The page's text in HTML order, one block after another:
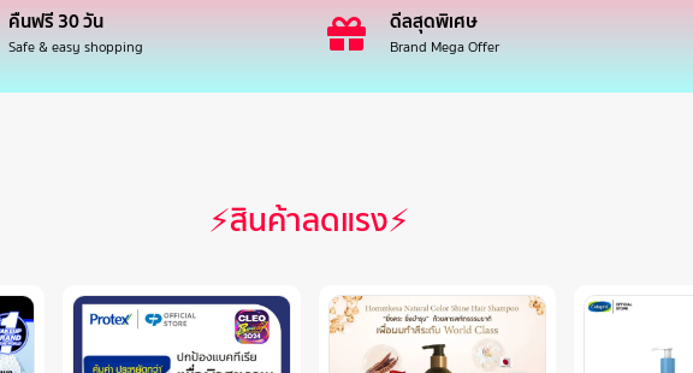
คืนฟรี 30 วัน
Safe & easy shopping
ดีลสุดพิเศษ
Brand Mega Offer
⚡สินค้าลดแรง⚡